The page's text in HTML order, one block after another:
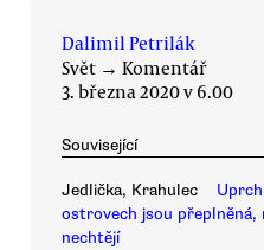
Dalimil Petrilák
Svět → Komentář
3. března 2020 v 6.00
Související
Jedlička, Krahulec
ostrovech jsou přeplněná,
nechtějí